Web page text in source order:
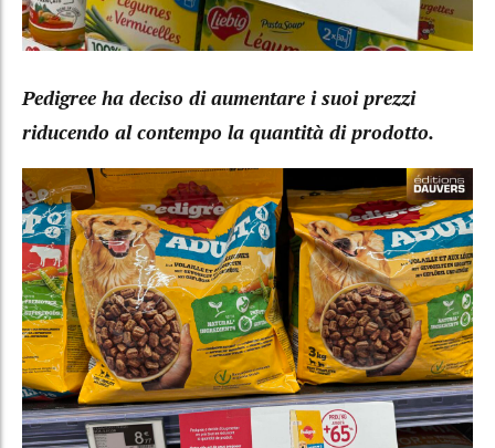
Pedigree ha deciso di aumentare i suoi prezzi
riducendo al contempo la quantità di prodotto.